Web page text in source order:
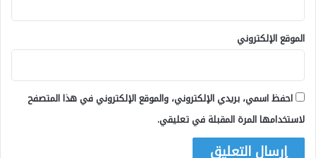
الموقع الإلكتروني
احفظ اسمي، بريدي الإلكتروني، والموقع الإلكتروني في هذا المتصفح
لاستخدامها المرة المقبلة في تعليقي.